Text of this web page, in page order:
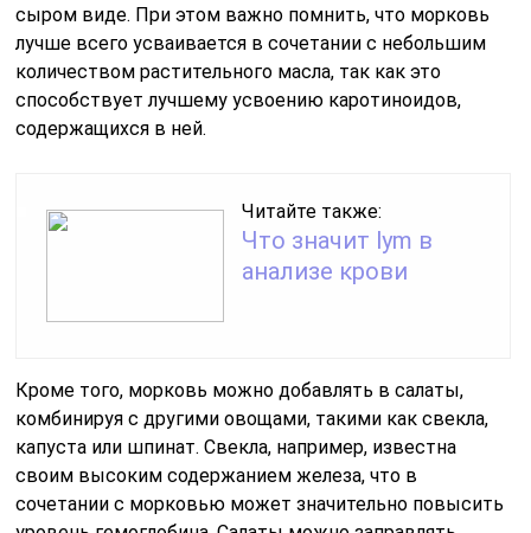
сыром виде. При этом важно помнить, что морковь
лучше всего усваивается в сочетании с небольшим
количеством растительного масла, так как это
способствует лучшему усвоению каротиноидов,
содержащихся в ней.
Читайте также:
Что значит lym в
анализе крови
Кроме того, морковь можно добавлять в салаты,
комбинируя с другими овощами, такими как свекла,
капуста или шпинат. Свекла, например, известна
своим высоким содержанием железа, что в
сочетании с морковью может значительно повысить